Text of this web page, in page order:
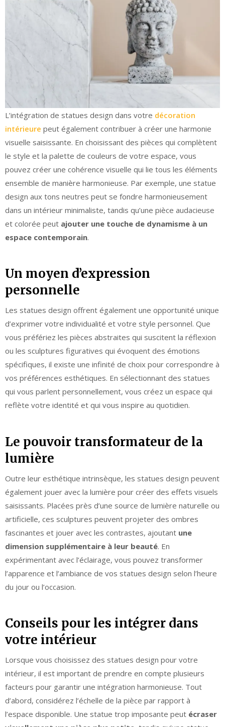
L’intégration de statues design dans votre décoration
intérieure peut également contribuer à créer une harmonie
visuelle saisissante. En choisissant des pièces qui complètent
le style et la palette de couleurs de votre espace, vous
pouvez créer une cohérence visuelle qui lie tous les éléments
ensemble de manière harmonieuse. Par exemple, une statue
design aux tons neutres peut se fondre harmonieusement
dans un intérieur minimaliste, tandis qu’une pièce audacieuse
et colorée peut ajouter une touche de dynamisme à un
espace contemporain.
Un moyen d’expression
personnelle
Les statues design offrent également une opportunité unique
d’exprimer votre individualité et votre style personnel. Que
vous préfériez les pièces abstraites qui suscitent la réflexion
ou les sculptures figuratives qui évoquent des émotions
spécifiques, il existe une infinité de choix pour correspondre à
vos préférences esthétiques. En sélectionnant des statues
qui vous parlent personnellement, vous créez un espace qui
reflète votre identité et qui vous inspire au quotidien.
Le pouvoir transformateur de la
lumière
Outre leur esthétique intrinsèque, les statues design peuvent
également jouer avec la lumière pour créer des effets visuels
saisissants. Placées près d’une source de lumière naturelle ou
artificielle, ces sculptures peuvent projeter des ombres
fascinantes et jouer avec les contrastes, ajoutant une
dimension supplémentaire à leur beauté. En
expérimentant avec l’éclairage, vous pouvez transformer
l’apparence et l’ambiance de vos statues design selon l’heure
du jour ou l’occasion.
Conseils pour les intégrer dans
votre intérieur
Lorsque vous choisissez des statues design pour votre
intérieur, il est important de prendre en compte plusieurs
facteurs pour garantir une intégration harmonieuse. Tout
d’abord, considérez l’échelle de la pièce par rapport à
l’espace disponible. Une statue trop imposante peut écraser